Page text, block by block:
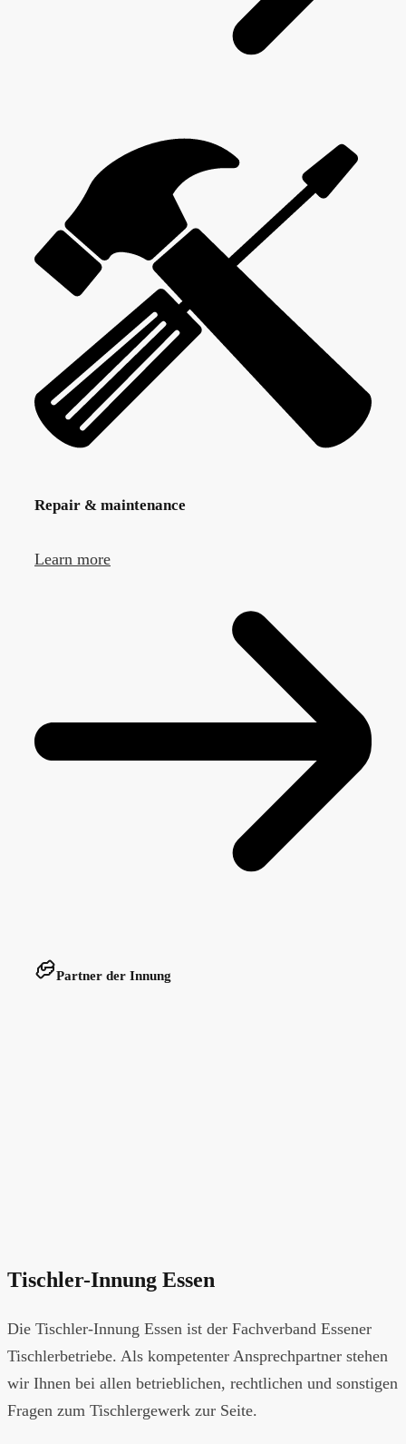
Repair & maintenance
Learn more
Partner der Innung
Tischler-Innung Essen
Die Tischler-Innung Essen ist der Fachverband Essener
Tischlerbetriebe. Als kompetenter Ansprechpartner stehen
wir Ihnen bei allen betrieblichen, rechtlichen und sonstigen
Fragen zum Tischlergewerk zur Seite.